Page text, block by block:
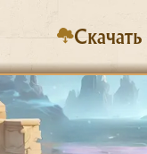
Скачать